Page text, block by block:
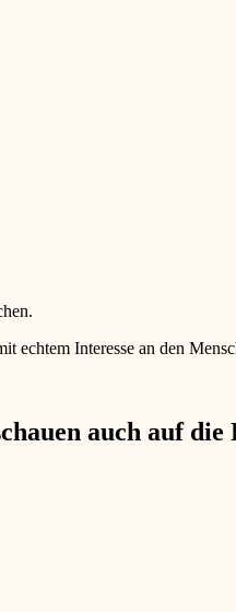
Interesse an den
auch auf die